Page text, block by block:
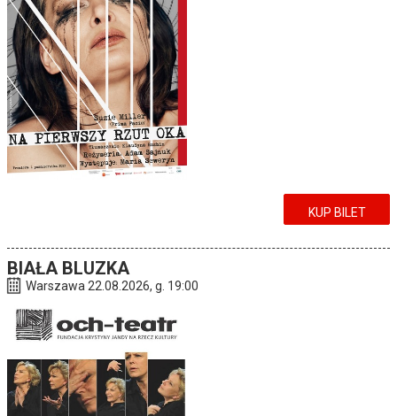
KUP BILET
BIAŁA BLUZKA
Warszawa 22.08.2026, g. 19:00